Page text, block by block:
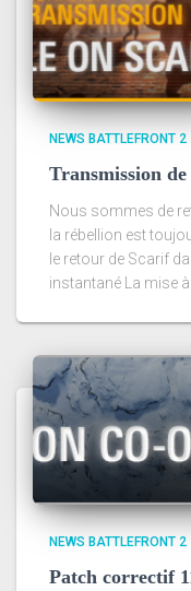
NEWS BATTLEFRONT 2
Transmission
Nous sommes de
la rébellion est
le retour de Scarif
instantané La mise
NEWS BATTLEFRONT 2
Patch correctif